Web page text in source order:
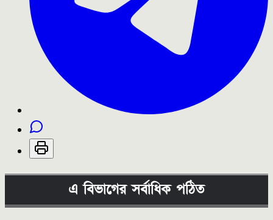
এ বিভাগের সর্বাধিক পঠিত